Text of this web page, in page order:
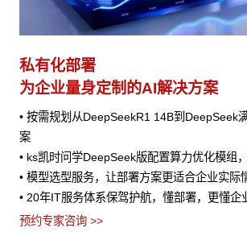
私有化部署
为企业量身定制的AI解决方案
• 按需规划从DeepSeekR1 14B到DeepSeek
案
• ks凯时问学DeepSeek版配置算力优化模组
• 模型选型服务，让部署方案更适合企业实际
• 20年IT服务体系保驾护航，懂部署，更懂企
预约专家咨询 >>